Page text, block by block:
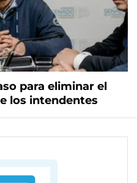
para eliminar el
los intendentes